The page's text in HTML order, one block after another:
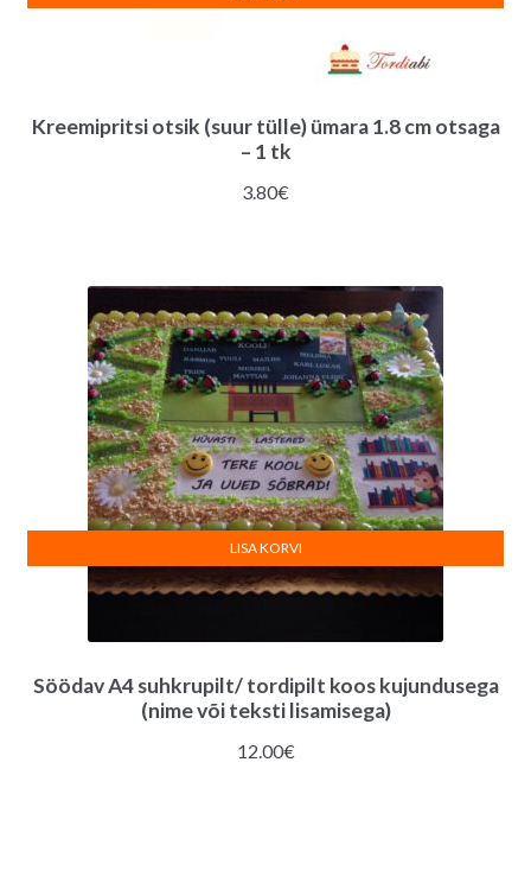
Kreemipritsi otsik (suur tülle) ümara 1.8 cm otsaga
– 1 tk
3.80€
Söödav A4 suhkrupilt/ tordipilt koos kujundusega
(nime või teksti lisamisega)
12.00€
LISA KORVI